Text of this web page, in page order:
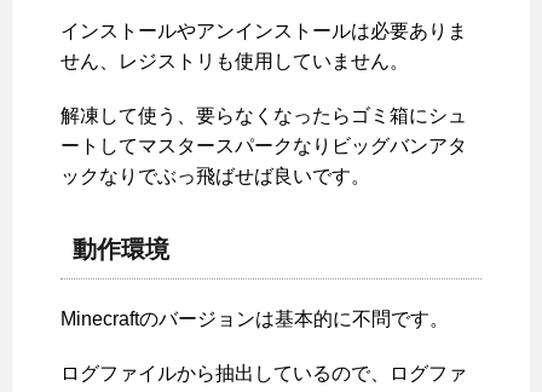
インストールやアンインストールは必要ありま
せん、レジストリも使用していません。
解凍して使う、要らなくなったらゴミ箱にシュ
ートしてマスタースパークなりビッグバンアタ
ックなりでぶっ飛ばせば良いです。
動作環境
Minecraftのバージョンは基本的に不問です。
ログファイルから抽出しているので、ログファ